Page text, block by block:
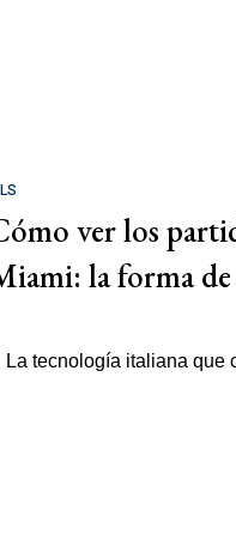
ver los
la forma